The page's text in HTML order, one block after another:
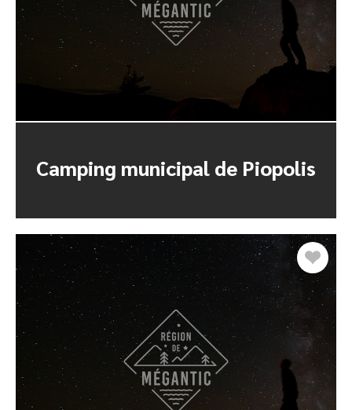
Camping municipal de Piopolis